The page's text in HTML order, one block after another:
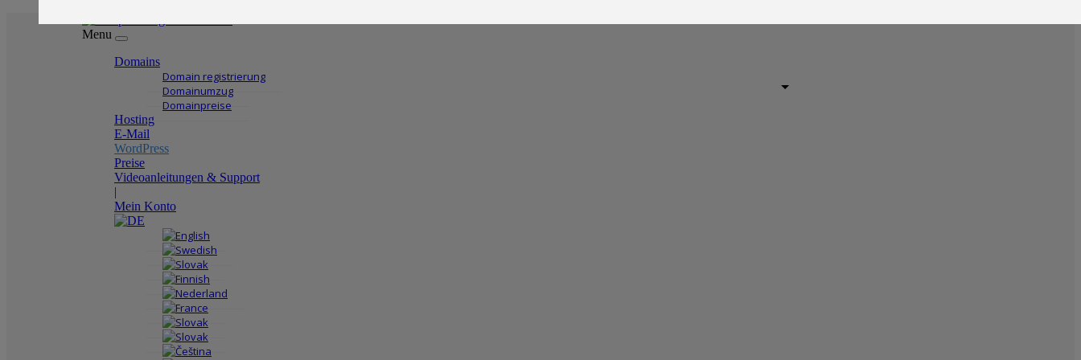
Menu
Domains
Domain registrierung
Domainumzug
Domainpreise
Hosting
E-Mail
WordPress
Preise
Videoanleitungen & Support
|
Mein Konto